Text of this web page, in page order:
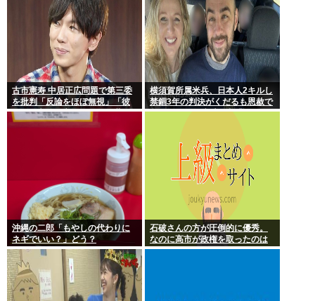
古市憲寿 中居正広問題で第三委
を批判「反論をほぼ無視」「彼
らが一方的に言ったことが世の
中に定着してしまう」橋下徹も
横須賀所属米兵、日本人2キルし
禁錮3年の判決がくだるも恩赦で
釈放！ニュー速愛国者「辺野
沖縄の二郎「もやしの代わりに
ネギでいい？」どう？
石破さんの方が圧倒的に優秀。
なのに高市が政権を取ったのは
おかしい